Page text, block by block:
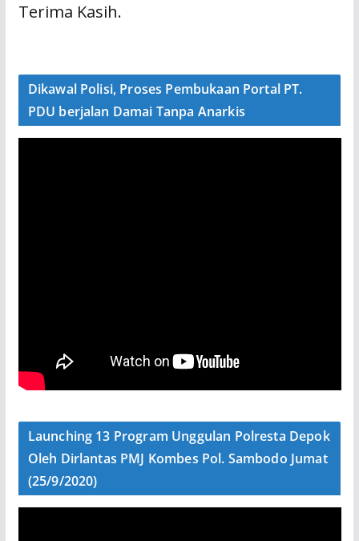
Terima Kasih.
Dikawal Polisi, Proses Pembukaan Portal PT.
PDU berjalan Damai Tanpa Anarkis
Launching 13 Program Unggulan Polresta Depok
Oleh Dirlantas PMJ Kombes Pol. Sambodo Jumat
(25/9/2020)